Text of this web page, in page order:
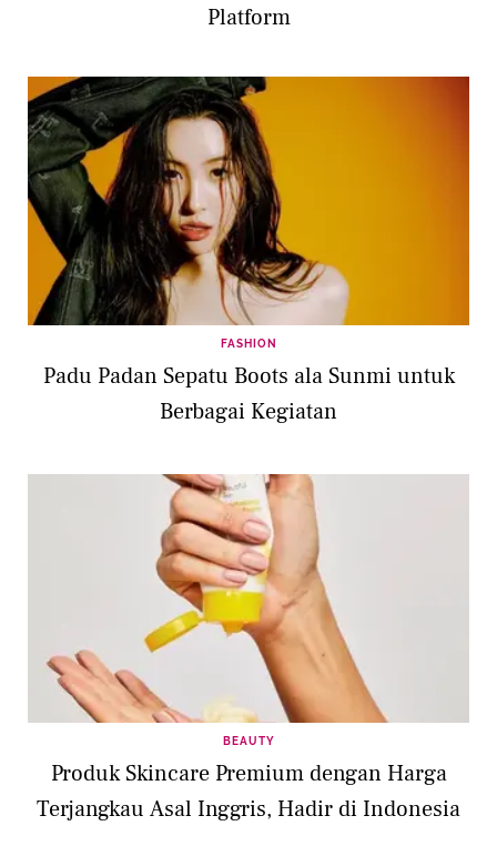
Platform
FASHION
Padu Padan Sepatu Boots ala Sunmi untuk
Berbagai Kegiatan
BEAUTY
Produk Skincare Premium dengan Harga
Terjangkau Asal Inggris, Hadir di Indonesia